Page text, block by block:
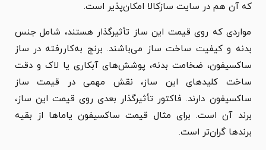
که آن هم در سایت سازکالا امکان‌پذیر است.
مواردی که روی قیمت این ساز تأثیرگذار هستند، شامل جنس
بدنه و کیفیت ساخت ساز می‌باشند. برنج به‌کاررفته در ساز
ساکسیفون، ضخامت بدنه، پوشش‌های آبکاری یا لاک و دقت
ساخت کلیدهای این ساز، نقش مهمی در قیمت ساز
ساکسیفون دارند. فاکتور تأثیرگذار بعدی روی قیمت این ساز،
برند آن است. برای مثال قیمت ساکسیفون یاماها از بقیه
برندها گران‌تر است.